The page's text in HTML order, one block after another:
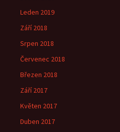
Leden 2019
Září 2018
Srpen 2018
Červenec 2018
Březen 2018
Září 2017
Květen 2017
Duben 2017